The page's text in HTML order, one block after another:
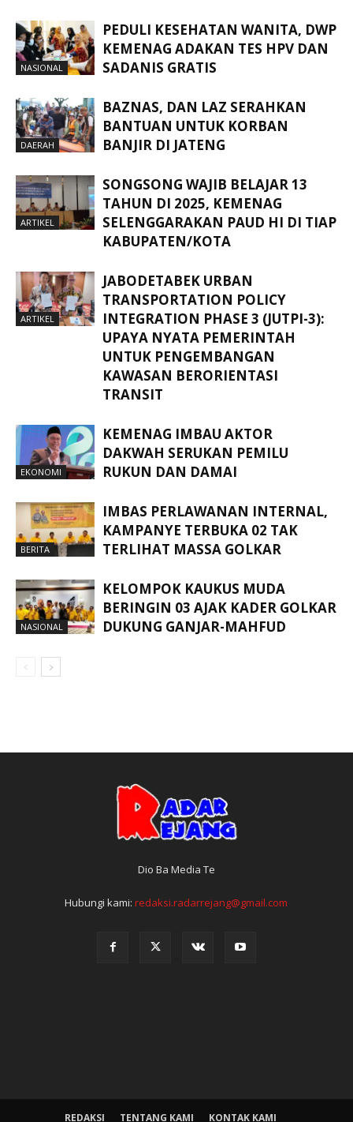
NASIONAL
PEDULI KESEHATAN WANITA, DWP
KEMENAG ADAKAN TES HPV DAN
SADANIS GRATIS
DAERAH
BAZNAS, DAN LAZ SERAHKAN
BANTUAN UNTUK KORBAN
BANJIR DI JATENG
ARTIKEL
SONGSONG WAJIB BELAJAR 13
TAHUN DI 2025, KEMENAG
SELENGGARAKAN PAUD HI DI TIAP
KABUPATEN/KOTA
ARTIKEL
JABODETABEK URBAN
TRANSPORTATION POLICY
INTEGRATION PHASE 3 (JUTPI-3):
UPAYA NYATA PEMERINTAH
UNTUK PENGEMBANGAN
KAWASAN BERORIENTASI
TRANSIT
EKONOMI
KEMENAG IMBAU AKTOR
DAKWAH SERUKAN PEMILU
RUKUN DAN DAMAI
BERITA
IMBAS PERLAWANAN INTERNAL,
KAMPANYE TERBUKA 02 TAK
TERLIHAT MASSA GOLKAR
NASIONAL
KELOMPOK KAUKUS MUDA
BERINGIN 03 AJAK KADER GOLKAR
DUKUNG GANJAR-MAHFUD
Dio Ba Media Te
Hubungi kami:redaksi.radarrejang@gmail.com
REDAKSI TENTANG KAMI KONTAK KAMI